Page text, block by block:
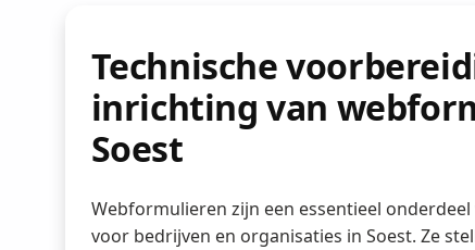
Technische
inrichting van
Soest
Webformulieren zijn een essentieel
voor bedrijven en organisaties in Soest. Ze